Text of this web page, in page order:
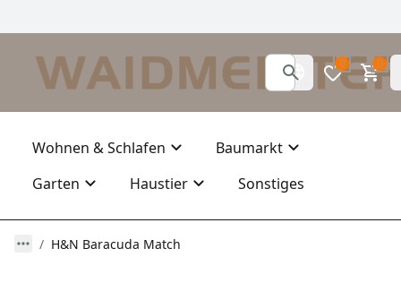
0 0
Wohnen & Schlafen
Baumarkt
Garten
Haustier Sonstiges
H&N Baracuda Match